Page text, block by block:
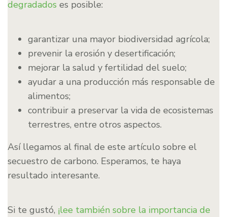
degradados es posible:
garantizar una mayor biodiversidad agrícola;
prevenir la erosión y desertificación;
mejorar la salud y fertilidad del suelo;
ayudar a una producción más responsable de
alimentos;
contribuir a preservar la vida de ecosistemas
terrestres, entre otros aspectos.
Así llegamos al final de este artículo sobre el
secuestro de carbono. Esperamos, te haya
resultado interesante.
Si te gustó, ¡lee también sobre la importancia de